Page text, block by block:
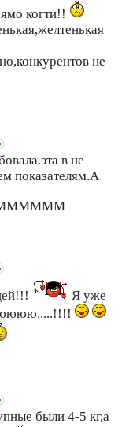
когти!!
не
в не
показателям.А
Я уже
были 4-5 кг,а